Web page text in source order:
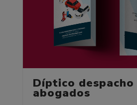
Díptico despacho
abogados